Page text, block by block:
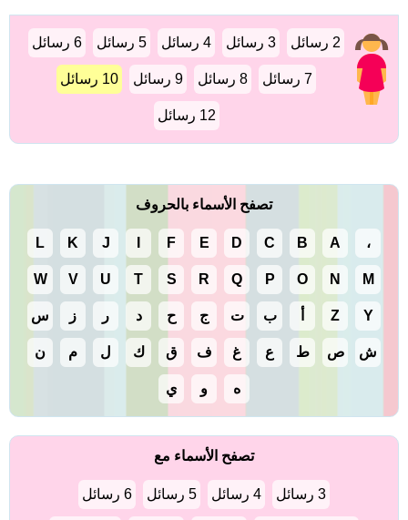
2 رسائل 3 رسائل 4 رسائل 5 رسائل 6 رسائل
7 رسائل 8 رسائل 9 رسائل 10 رسائل
12 رسائل
تصفح الأسماء بالحروف
، A
B
C
D
E
F
J
K
L
M
N
O
P
Q
R
S
T
U
V
W
Y
Z ب ت ج ح د ر ز س
ش ص ط ع غ ف ق ك ل م ن
ه و ي
تصفح الأسماء مع
3 رسائل 4 رسائل 5 رسائل 6 رسائل